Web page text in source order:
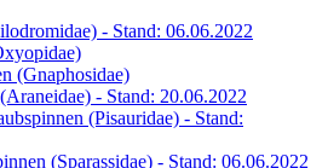
- Stand: 06.06.2022
(Gnaphosidae)
- Stand: 20.06.2022
(Pisauridae) - Stand:
(Sparassidae) - Stand: 06.06.2022